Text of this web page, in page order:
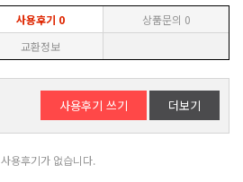
사용후기 0 상품문의 0
교환정보
사용후기 쓰기 더보기
사용후기가 없습니다.